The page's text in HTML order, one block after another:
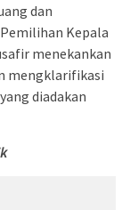
dan
Kepala
menekankan
mengklarifikasi
diadakan